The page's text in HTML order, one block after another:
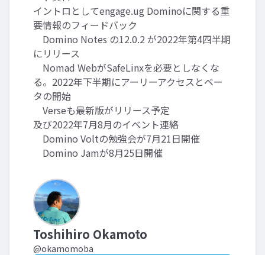
イントロとしてengage.ug Dominoに関する重
要情報のフィードバック
Domino Notes の12.0.2 が2022年第4四半期
にリリース
Nomad WebがSafeLinxを必要としなくな
る。2022年下半期にアーリーアクセスとベー
タの開始
Verseも最新版がリリース予定
及び2022年7月8月のイベント連絡
Domino Voltの勉強会が7月21日開催
Domino Jamが8月25日開催
Toshihiro Okamoto
@okamomoba